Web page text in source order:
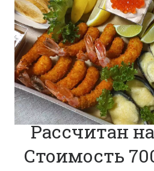
Рассчитан
Стоимость